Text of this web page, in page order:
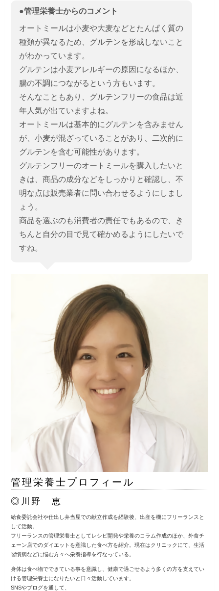
●管理栄養士からのコメント
オートミールは小麦や大麦などとたんぱく質の
種類が異なるため、グルテンを形成しないこと
がわかっています。
グルテンは小麦アレルギーの原因になるほか、
腸の不調につながるという方もいます。
そんなこともあり、グルテンフリーの食品は近
年人気が出ていますよね。
オートミールは基本的にグルテンを含みません
が、小麦が混ざっていることがあり、二次的に
グルテンを含む可能性があります。
グルテンフリーのオートミールを購入したいと
きは、商品の成分などをしっかりと確認し、不
明な点は販売業者に問い合わせるようにしまし
ょう。
商品を選ぶのも消費者の責任でもあるので、き
ちんと自分の目で見て確かめるようにしたいで
すね。
管理栄養士プロフィール
◎川野 恵
給食委託会社や仕出し弁当屋での献立作成を経験後、出産を機にフリーランスと
して活動。
フリーランスの管理栄養士としてレシピ開発や栄養のコラム作成のほか、外食チ
ェーン店でのダイエットを意識した食べ方を紹介。現在はクリニックにて、生活
習慣病などに悩む方々へ栄養指導を行なっている。
身体は食べ物でできている事を意識し、健康で過ごせるよう多くの方を支えてい
ける管理栄養士になりたいと日々活動しています。
SNSやブログを通して、